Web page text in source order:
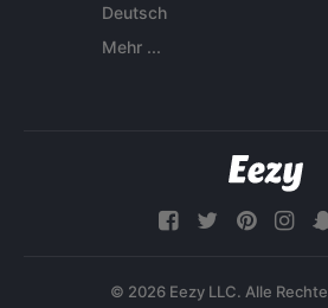
Deutsch
Mehr ...
© 2026 Eezy LLC. Alle